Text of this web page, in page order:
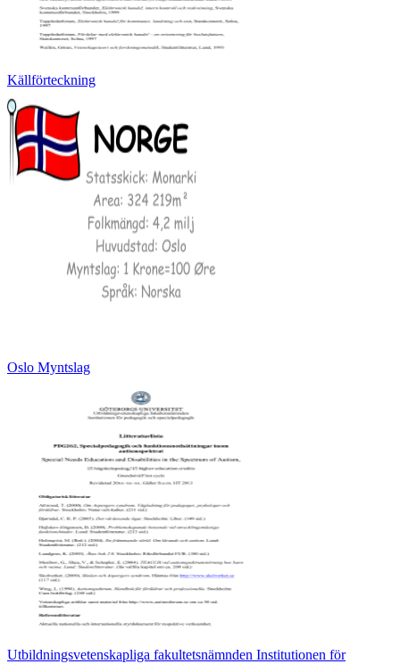
Källförteckning
Oslo Myntslag
Utbildningsvetenskapliga fakultetsnämnden Institutionen för